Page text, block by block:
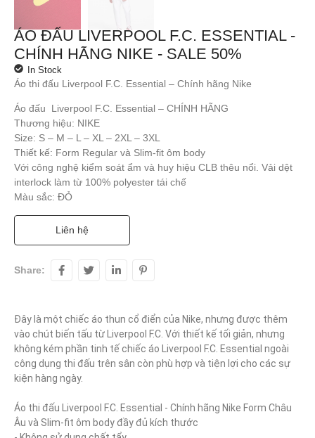
ÁO ĐẤU LIVERPOOL F.C. ESSENTIAL -
CHÍNH HÃNG NIKE - SALE 50%
In Stock
Áo thi đấu Liverpool F.C. Essential – Chính hãng Nike
Áo đấu Liverpool F.C. Essential – CHÍNH HÃNG
Thương hiệu: NIKE
Size: S – M – L – XL – 2XL – 3XL
Thiết kế: Form Regular và Slim-fit ôm body
Với công nghệ kiểm soát ẩm và huy hiệu CLB thêu nổi. Vải dệt
interlock làm từ 100% polyester tái chế
Màu sắc: ĐỎ
Liên hệ
Share:
Đây là một chiếc áo thun cổ điển của Nike, nhưng được thêm
vào chút biến tấu từ Liverpool F.C. Với thiết kế tối giản, nhưng
không kém phần tinh tế chiếc áo Liverpool F.C. Essential ngoài
công dụng thi đấu trên sân còn phù hợp và tiện lợi cho các sự
kiện hàng ngày.
Áo thi đấu Liverpool F.C. Essential - Chính hãng Nike Form Châu
Âu và Slim-fit ôm body đầy đủ kích thước